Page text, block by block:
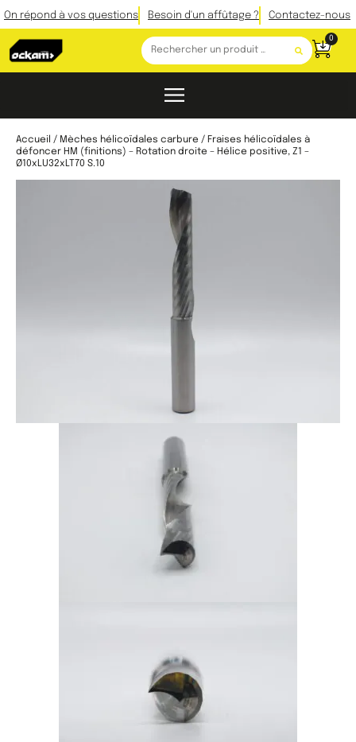
On répond à vos questions Besoin d'un affûtage ? Contactez-nous
0
Accueil / Mèches hélicoïdales carbure / Fraises hélicoïdales à
défoncer HM (finitions) – Rotation droite – Hélice positive, Z1 –
Ø10xLU32xLT70 S.10